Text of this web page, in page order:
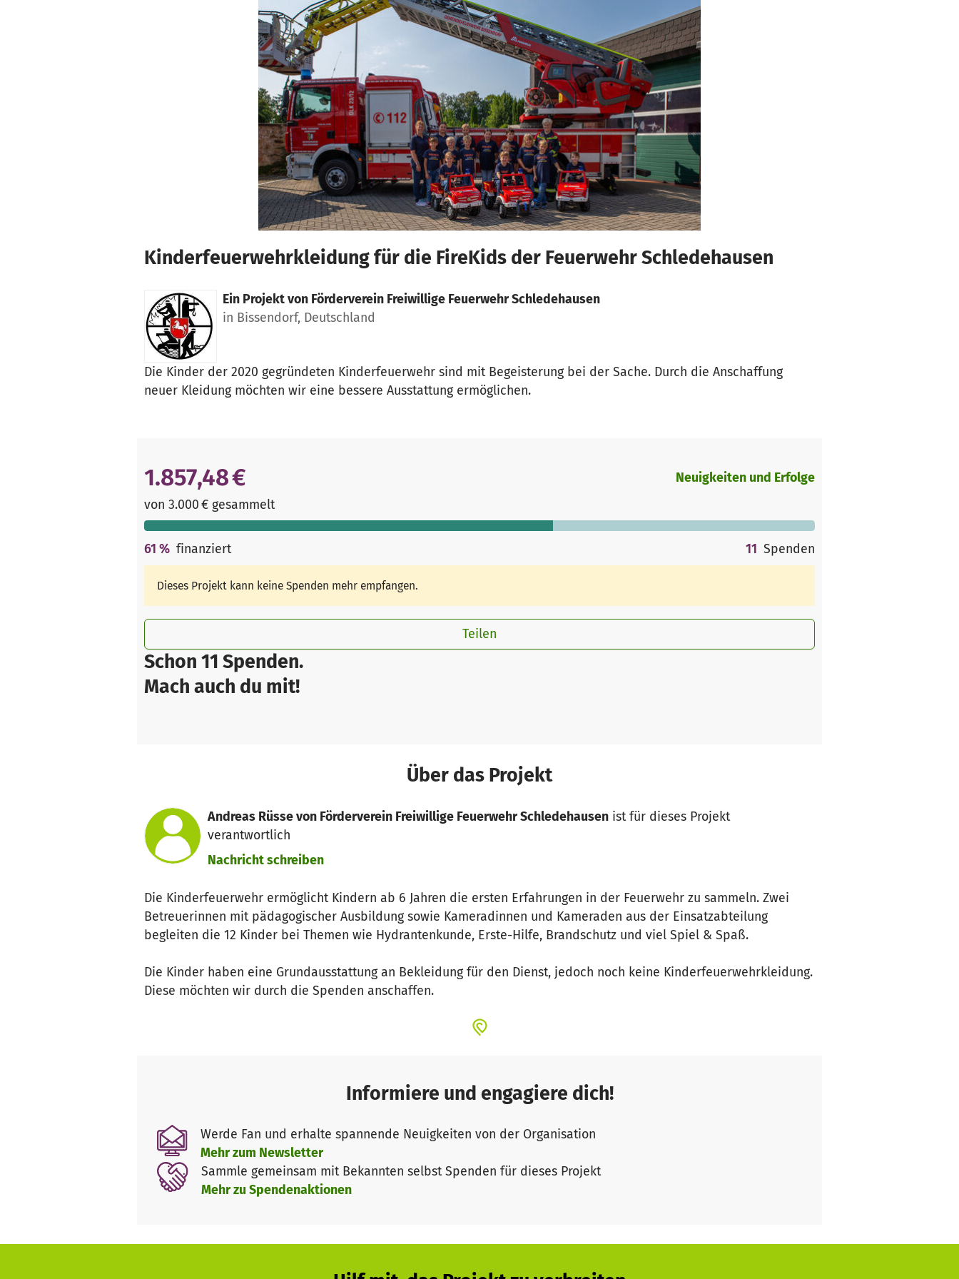
Kinderfeuerwehrkleidung für die FireKids der Feuerwehr Schledehausen
Ein Projekt von Förderverein Freiwillige Feuerwehr Schledehausen
in Bissendorf, Deutschland
Die Kinder der 2020 gegründeten Kinderfeuerwehr sind mit Begeisterung bei der Sache. Durch die Anschaffung
neuer Kleidung möchten wir eine bessere Ausstattung ermöglichen.
Schon 11 Spenden.
Mach auch du mit!
1.857,48 €
von 3.000 € gesammelt
Neuigkeiten und Erfolge
61 % finanziert 11 Spenden
Dieses Projekt kann keine Spenden mehr empfangen.
Teilen
Über das Projekt
Andreas Rüsse von Förderverein Freiwillige Feuerwehr Schledehausenist für dieses Projekt
verantwortlich
Nachricht schreiben
Die Kinderfeuerwehr ermöglicht Kindern ab 6 Jahren die ersten Erfahrungen in der Feuerwehr zu sammeln. Zwei
Betreuerinnen mit pädagogischer Ausbildung sowie Kameradinnen und Kameraden aus der Einsatzabteilung
begleiten die 12 Kinder bei Themen wie Hydrantenkunde, Erste-Hilfe, Brandschutz und viel Spiel & Spaß.
Die Kinder haben eine Grundausstattung an Bekleidung für den Dienst, jedoch noch keine Kinderfeuerwehrkleidung.
Diese möchten wir durch die Spenden anschaffen.
Informiere und engagiere dich!
Werde Fan und erhalte spannende Neuigkeiten von der Organisation
Mehr zum Newsletter
Sammle gemeinsam mit Bekannten selbst Spenden für dieses Projekt
Mehr zu Spendenaktionen